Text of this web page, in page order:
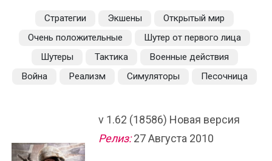
Стратегии Экшены
Открытый мир
Очень положительные
Шутер от первого лица
Шутеры
Тактика
Военные действия
Война
Реализм Симуляторы Песочница
v 1.62 (18586) Новая версия
Релиз:27 Августа 2010